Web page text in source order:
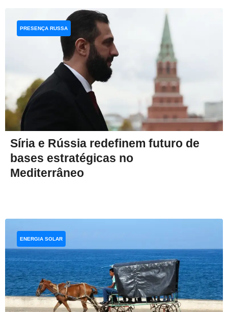
Síria e Rússia redefinem futuro de
bases estratégicas no
Mediterrâneo
PRESENÇA RUSSA
ENERGIA SOLAR